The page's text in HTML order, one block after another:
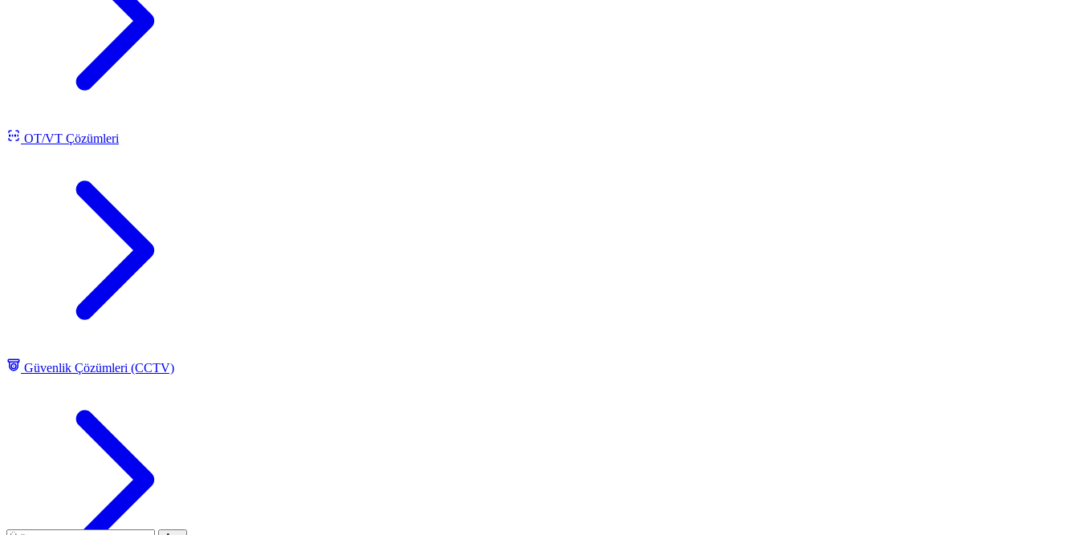
OT/VT Çözümleri
Güvenlik Çözümleri (CCTV)